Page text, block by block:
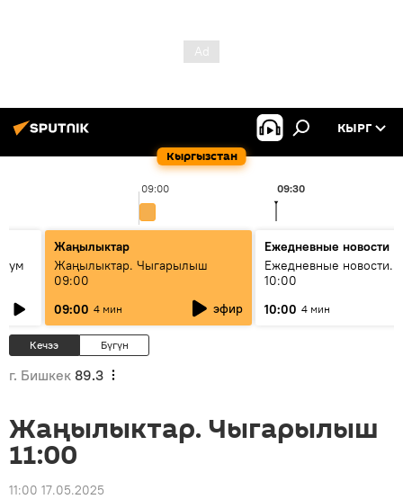
Кыргызстан
КЫРГ
09:00 09:30
Жаңылыктар
Жаңылыктар. Чыгарылыш
09:00
09:00 4 мин эфир
Ежедневные новости
Ежедневные новости.
10:00
10:00 4 мин
Кечээ Бүгүн
г. Бишкек 89.3
Жаңылыктар. Чыгарылыш
11:00
11:00 17.05.2025